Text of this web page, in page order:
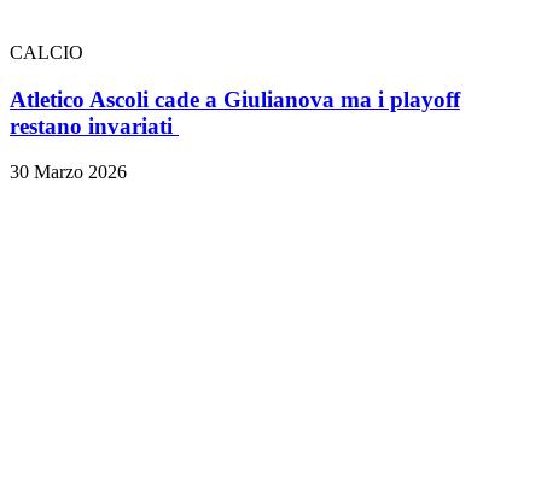
CALCIO
Atletico Ascoli cade a Giulianova ma i playoff
restano invariati
30 Marzo 2026